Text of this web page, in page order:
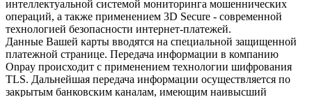
интеллектуальной системой мониторинга мошеннических
операций, а также применением 3D Secure - современной
технологией безопасности интернет-платежей.
Данные Вашей карты вводятся на специальной защищенной
платежной странице. Передача информации в компанию
Onpay происходит с применением технологии шифрования
TLS. Дальнейшая передача информации осуществляется по
закрытым банковским каналам, имеющим наивысший